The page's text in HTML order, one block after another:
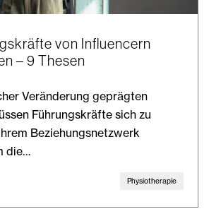
von Influencern
– 9 Thesen
Veränderung geprägten
Führungskräfte sich zu
Beziehungsnetzwerk
die…
Physiotherapie